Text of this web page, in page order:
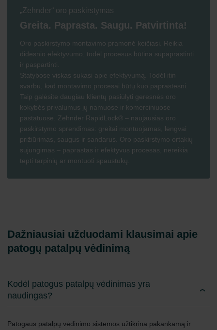
„Zehnder“ oro paskirstymas
Greita. Paprasta. Saugu. Patvirtinta!
Oro paskirstymo montavimo pramonė keičiasi. Reikia
didesnio efektyvumo, todėl procesus būtina supaprastinti
ir paspartinti.
Statybose viskas sukasi apie efektyvumą. Todėl itin
svarbu, kad montavimo procesai būtų kuo paprastesni.
Taip galėsite daugiau klientų pasiūlyti geresnės oro
kokybės privalumus jų namuose ir komerciniuose
pastatuose. Zehnder RapidLock® – naujausias oro
paskirstymo sprendimas: greitai montuojamas, lengvai
prižiūrimas, saugus ir sandarus. Oro paskirstymo ortakių
sujungimas – paprastas ir efektyvus procesas, nereikia
tepti tarpinių ar montuoti spaustukų.
Dažniausiai užduodami klausimai apie
patogų patalpų vėdinimą
Kodėl patogus patalpų vėdinimas yra
naudingas?
Patogaus patalpų vėdinimo sistemos užtikrina pakankamą ir